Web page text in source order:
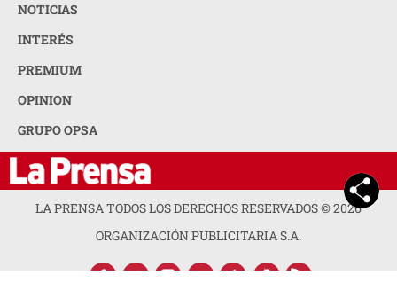
NOTICIAS
INTERÉS
PREMIUM
OPINION
GRUPO OPSA
LA PRENSA TODOS LOS DERECHOS RESERVADOS ©2026
ORGANIZACIÓN PUBLICITARIA S.A.